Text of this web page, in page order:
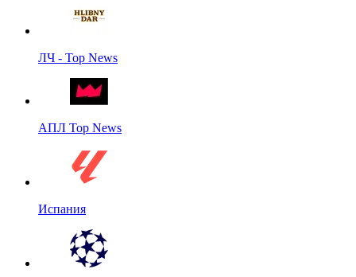
ЛЧ - Top News
АПЛ Top News
Испания